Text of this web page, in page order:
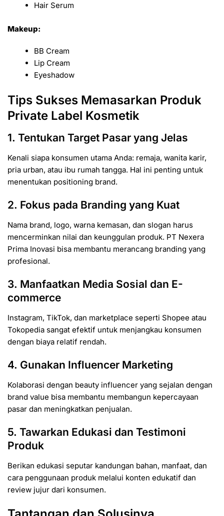
Hair Serum
Makeup:
BB Cream
Lip Cream
Eyeshadow
Tips Sukses Memasarkan Produk
Private Label Kosmetik
1. Tentukan Target Pasar yang Jelas
Kenali siapa konsumen utama Anda: remaja, wanita karir,
pria urban, atau ibu rumah tangga. Hal ini penting untuk
menentukan positioning brand.
2. Fokus pada Branding yang Kuat
Nama brand, logo, warna kemasan, dan slogan harus
mencerminkan nilai dan keunggulan produk. PT Nexera
Prima Inovasi bisa membantu merancang branding yang
profesional.
3. Manfaatkan Media Sosial dan E-
commerce
Instagram, TikTok, dan marketplace seperti Shopee atau
Tokopedia sangat efektif untuk menjangkau konsumen
dengan biaya relatif rendah.
4. Gunakan Influencer Marketing
Kolaborasi dengan beauty influencer yang sejalan dengan
brand value bisa membantu membangun kepercayaan
pasar dan meningkatkan penjualan.
5. Tawarkan Edukasi dan Testimoni
Produk
Berikan edukasi seputar kandungan bahan, manfaat, dan
cara penggunaan produk melalui konten edukatif dan
review jujur dari konsumen.